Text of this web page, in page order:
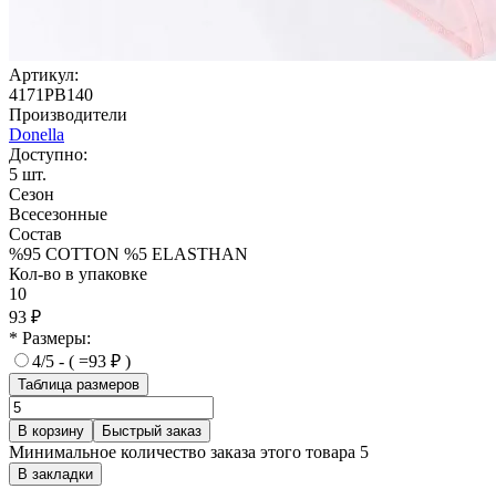
Артикул:
4171PB140
Производители
Donella
Доступно:
5 шт.
Сезон
Всесезонные
Состав
%95 COTTON %5 ELASTHAN
Кол-во в упаковке
10
93 ₽
* Размеры:
4/5 - ( =93 ₽ )
Таблица размеров
В корзину Быстрый заказ
Минимальное количество заказа этого товара 5
В закладки